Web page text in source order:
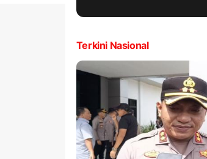
Terkini Nasional